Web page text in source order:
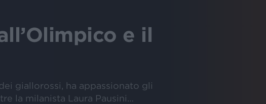
e il
giallorossi, ha appassionato gli
la milanista Laura Pausini…